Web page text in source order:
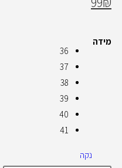
מידה
36
37
38
39
40
41
נקה